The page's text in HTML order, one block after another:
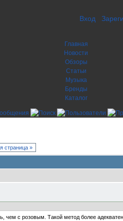
Вход
Главная
Новости
Обзоры
Статьи
Музыка
Бренды
Каталог
страница »
чем с розовым. Такой метод более